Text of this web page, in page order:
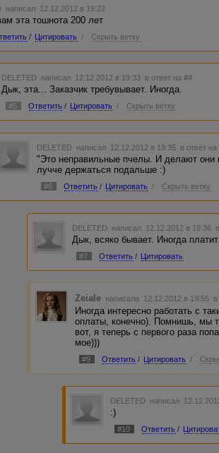
написал 12.12.2012 в 19:22
эта тошнота 200 лет
/ Цитировать / Скрыть ветку
DELETED написал 12.12.2012 в 19:33 в ответ на #4
Дык, эта... Заказчик требувывает. Иногда.
#5 Ответить / Цитировать / Скрыть ветку
DELETED написал 12.12.2012 в 19:35 в ответ на
"Это неправильные пчелы. И делают
лучче держаться подальше :)
#6 Ответить / Цитировать / Скрыть ветку
DELETED написал 12.12.2012 в 19:36
Дык, всяко бывает. Иногда
#7 Ответить / Цитировать
Zeiale написала 12.12.2012 в 19:55
Иногда интересно работать с
оплаты, конечно). Помнишь, мы
вот, я теперь с первого раза
мое)))
#9 Ответить / Цитировать /
DELETED написал
:)
#10 Ответить /